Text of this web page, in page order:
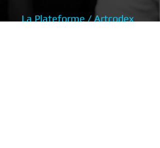
La Plateforme / Artcodex